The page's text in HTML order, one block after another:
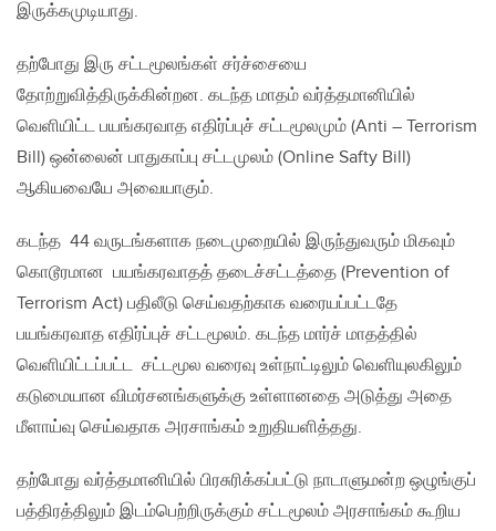
இருக்கமுடியாது.
தற்போது இரு சட்டமூலங்கள் சர்ச்சையை
தோற்றுவித்திருக்கின்றன. கடந்த மாதம் வர்த்தமானியில்
வெளியிட்ட பயங்கரவாத எதிர்ப்புச் சட்டமூலமும் (Anti – Terrorism
Bill) ஒன்லைன் பாதுகாப்பு சட்டமுலம் (Online Safty Bill)
ஆகியவையே அவையாகும்.
கடந்த 44 வருடங்களாக நடைமுறையில் இருந்துவரும் மிகவும்
கொடூரமான பயங்கரவாதத் தடைச்சட்டத்தை (Prevention of
Terrorism Act) பதிலீடு செய்வதற்காக வரையப்பட்டதே
பயங்கரவாத எதிர்ப்புச் சட்டமூலம். கடந்த மார்ச் மாதத்தில்
வெளியிட்டப்பட்ட சட்டமூல வரைவு உள்நாட்டிலும் வெளியுலகிலும்
கடுமையான விமர்சனங்களுக்கு உள்ளானதை அடுத்து அதை
மீளாய்வு செய்வதாக அரசாங்கம் உறுதியளித்தது.
தற்போது வர்த்தமானியில் பிரசுரிக்கப்பட்டு நாடாளுமன்ற ஒழுங்குப்
பத்திரத்திலும் இடம்பெற்றிருக்கும் சட்டமூலம் அரசாங்கம் கூறிய